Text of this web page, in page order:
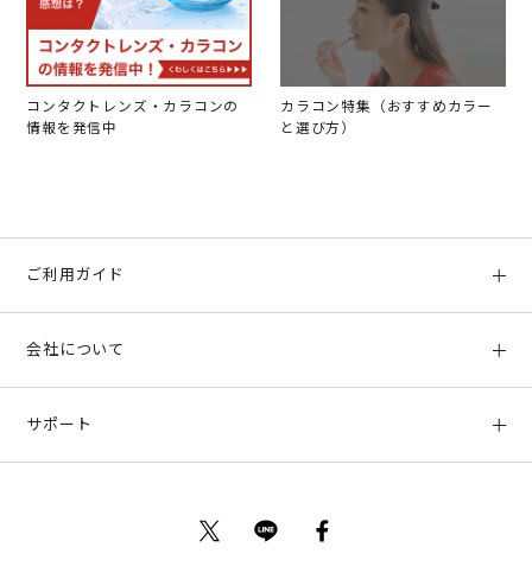
コンタクトレンズ・カラコンの
情報を発信中
カラコン特集（おすすめカラー
と選び方）
ご利用ガイド
お支払い方法、配送について
返品について
会社について
サポート